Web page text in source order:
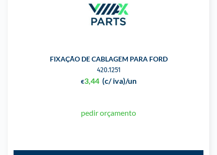
FIXAÇÃO DE CABLAGEM PARA FORD
420.1251
€3,44 (c/ iva)/un
pedir orçamento